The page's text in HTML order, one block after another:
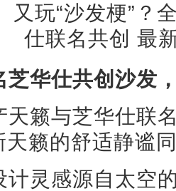
芝华仕共创沙发
天籁与芝华仕联
籁的舒适静谧
计灵感源自太空